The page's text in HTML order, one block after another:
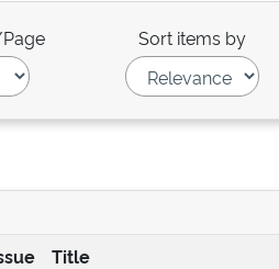
Sort items by
Title